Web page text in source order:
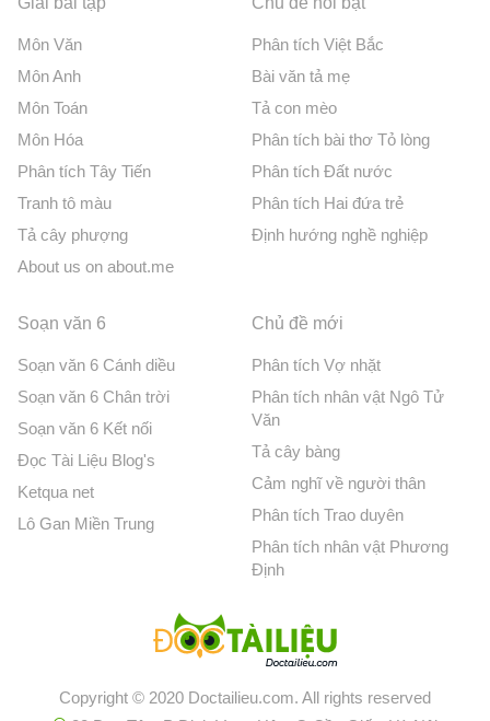
Môn Văn
Môn Anh
Môn Toán
Môn Hóa
Phân tích Tây Tiến
Tranh tô màu
Tả cây phượng
About us on about.me
Phân tích Việt Bắc
Bài văn tả mẹ
Tả con mèo
Phân tích bài thơ Tỏ lòng
Phân tích Đất nước
Phân tích Hai đứa trẻ
Định hướng nghề nghiệp
Soạn văn 6
Soạn văn 6 Cánh diều
Soạn văn 6 Chân trời
Soạn văn 6 Kết nối
Đọc Tài Liệu Blog's
Ketqua net
Lô Gan Miền Trung
Chủ đề mới
Phân tích Vợ nhặt
Phân tích nhân vật Ngô Tử
Văn
Tả cây bàng
Cảm nghĩ về người thân
Phân tích Trao duyên
Phân tích nhân vật Phương
Định
Copyright © 2020 Doctailieu.com. All rights reserved